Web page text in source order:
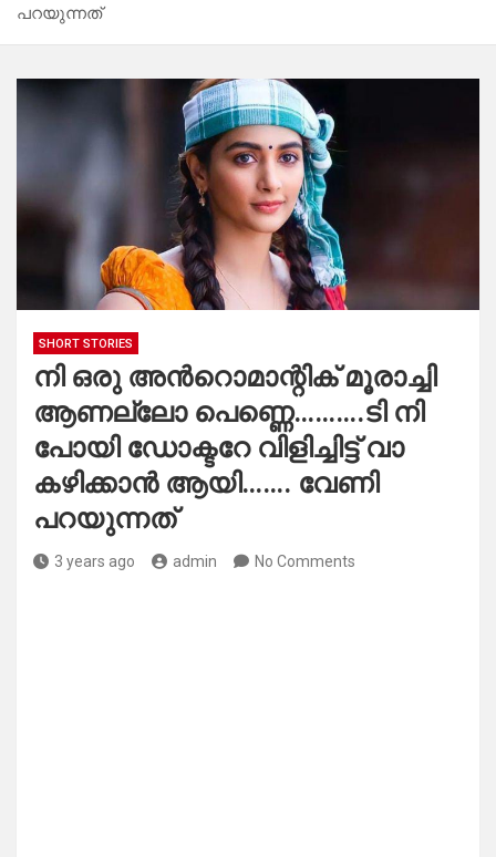
പറയുന്നത്
SHORT STORIES
നി ഒരു അൻറൊമാന്റിക് മൂരാച്ചി
ആണല്ലോ പെണ്ണെ……….ടി നി
പോയി ഡോക്ടറേ വിളിച്ചിട്ട് വാ
കഴിക്കാൻ ആയി……. വേണി
പറയുന്നത്
3 years ago admin No Comments